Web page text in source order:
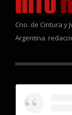
Cno. de Cintura y
Argentina.